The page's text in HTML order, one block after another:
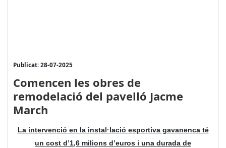
Publicat: 28-07-2025
Comencen les obres de
remodelació del pavelló Jacme
March
La intervenció en la instal·lació esportiva gavanenca té
un cost d’1,6 milions d’euros i una durada de